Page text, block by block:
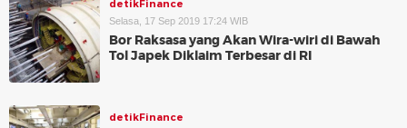
detikFinance
Selasa, 17 Sep 2019 17:24 WIB
Bor Raksasa yang Akan Wira-wiri di Bawah
Tol Japek Diklaim Terbesar di RI
detikFinance